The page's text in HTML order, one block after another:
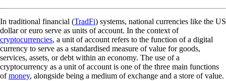
In traditional financial (TradFi) systems, national currencies like the US
dollar or euro serve as units of account. In the context of
cryptocurrencies, a unit of account refers to the function of a digital
currency to serve as a standardised measure of value for goods,
services, assets, or debt within an economy. The use of a
cryptocurrency as a unit of account is one of the three main functions
ofmoney, alongside being a medium of exchange and a store of value.